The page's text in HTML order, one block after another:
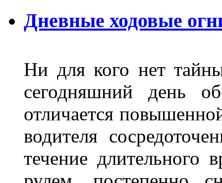
Дневные ходовые
Ни для кого нет
сегодняшний день
отличается
водителя
течение длительного